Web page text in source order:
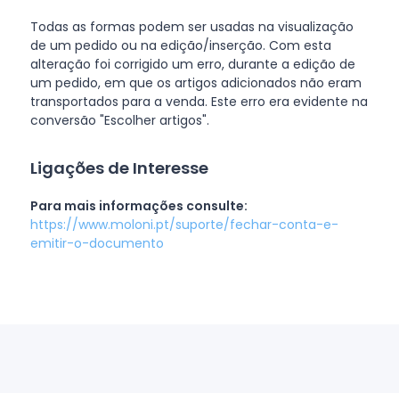
Todas as formas podem ser usadas na visualização
de um pedido ou na edição/inserção. Com esta
alteração foi corrigido um erro, durante a edição de
um pedido, em que os artigos adicionados não eram
transportados para a venda. Este erro era evidente na
conversão "Escolher artigos".
Ligações de Interesse
Para mais informações consulte:
https://www.moloni.pt/suporte/fechar-conta-e-
emitir-o-documento